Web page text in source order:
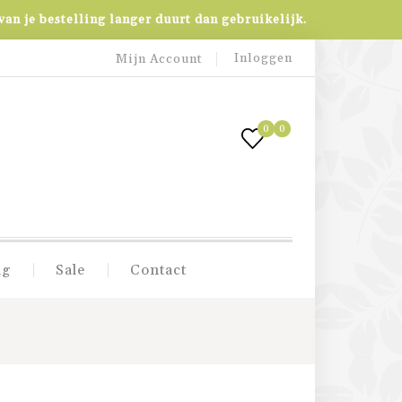
je bestelling langer duurt dan gebruikelijk.
Mijn Account Inloggen
0
0
Sale Contact